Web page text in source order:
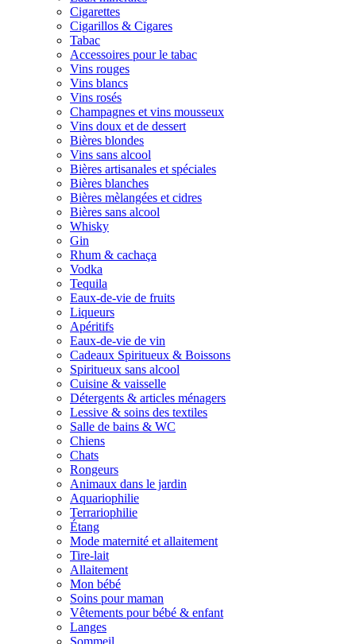
Cigarettes
Cigarillos & Cigares
Tabac
Accessoires pour le tabac
Vins rouges
Vins blancs
Vins rosés
Champagnes et vins mousseux
Vins doux et de dessert
Bières blondes
Vins sans alcool
Bières artisanales et spéciales
Bières blanches
Bières mèlangées et cidres
Bières sans alcool
Whisky
Gin
Rhum & cachaça
Vodka
Tequila
Eaux-de-vie de fruits
Liqueurs
Apéritifs
Eaux-de-vie de vin
Cadeaux Spiritueux & Boissons
Spiritueux sans alcool
Cuisine & vaisselle
Détergents & articles ménagers
Lessive & soins des textiles
Salle de bains & WC
Chiens
Chats
Rongeurs
Animaux dans le jardin
Aquariophilie
Terrariophilie
Étang
Mode maternité et allaitement
Tire-lait
Allaitement
Mon bébé
Soins pour maman
Vêtements pour bébé & enfant
Langes
Sommeil